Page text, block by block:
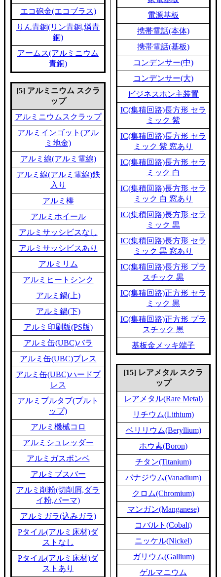
エコ砲金(エコブラス)
りん青銅(リン青銅,燐青
銅)
アームス(アルミニウム
青銅)
[5] アルミニウム スクラ
ップ
アルミニウムスクラップ
アルミインゴット(アル
ミ地金)
アルミ線(アルミ電線)
アルミ線(アルミ電線)鉄
入り
アルミ棒
アルミホイール
アルミサッシビスなし
アルミサッシビスあり
アルミリム
アルミヒートシンク
アルミ鍋(上)
アルミ鍋(下)
アルミ印刷版(PS版)
アルミ缶(UBC)バラ
アルミ缶(UBC)プレス
アルミ缶(UBC)ハードプ
レス
アルミプルタブ(プルト
ップ)
アルミ機械コロ
アルミシュレッダー
アルミガスボンベ
アルミブスバー
アルミ削粉(切削屑,ダラ
イ粉,パーマ)
アルミガラ(込みガラ)
Pタイル(アルミ床材)ダ
ストなし
Pタイル(アルミ床材)ダ
ストあり
電源基板
携帯電話(本体)
携帯電話(基板)
コンデンサー(中)
コンデンサー(大)
ビジネスホン主装置
IC(集積回路)長方形 セラ
ミック 紫
IC(集積回路)長方形 セラ
ミック 紫 窓あり
IC(集積回路)長方形 セラ
ミック 白
IC(集積回路)長方形 セラ
ミック 白 窓あり
IC(集積回路)長方形 セラ
ミック 黒
IC(集積回路)長方形 セラ
ミック 黒 窓あり
IC(集積回路)長方形 プラ
スチック 黒
IC(集積回路)正方形 セラ
ミック 黒
IC(集積回路)正方形 プラ
スチック 黒
基板金メッキ端子
[15] レアメタル スクラ
ップ
レアメタル(Rare Metal)
リチウム(Lithium)
ベリリウム(Beryllium)
ホウ素(Boron)
チタン(Titanium)
バナジウム(Vanadium)
クロム(Chromium)
マンガン(Manganese)
コバルト(Cobalt)
ニッケル(Nickel)
ガリウム(Gallium)
ゲルマニウム